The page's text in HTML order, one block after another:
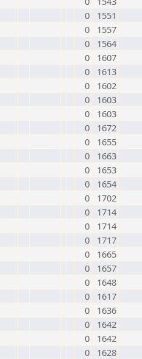
0
1551
0
1557
0
1564
0
1607
0
1613
0
1602
0
1603
0
1603
0
1672
0
1655
0
1663
0
1653
0
1654
0
1702
0
1714
0
1714
0
1717
0
1665
0
1657
0
1648
0
1617
0
1636
0
1642
0
1642
0
1628